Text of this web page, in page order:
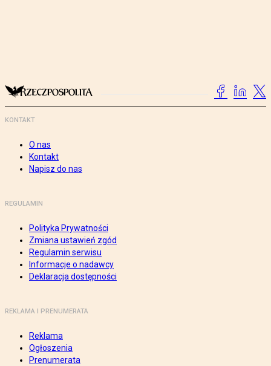
KONTAKT
O nas
Kontakt
Napisz do nas
REGULAMIN
Polityka Prywatności
Zmiana ustawień zgód
Regulamin serwisu
Informacje o nadawcy
Deklaracja dostępności
REKLAMA I PRENUMERATA
Reklama
Ogłoszenia
Prenumerata